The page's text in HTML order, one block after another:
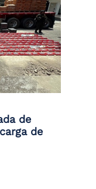
de
de